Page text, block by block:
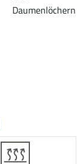
Daumenlöchern